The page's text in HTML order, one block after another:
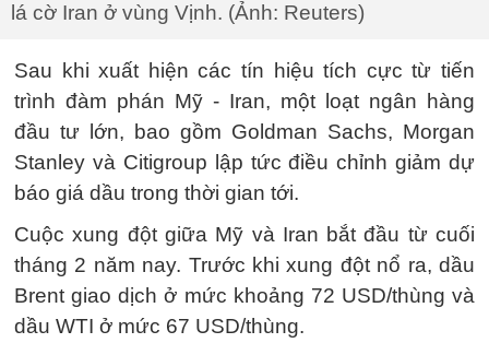
lá cờ Iran ở vùng Vịnh. (Ảnh: Reuters)
Sau khi xuất hiện các tín hiệu tích cực từ tiến
trình đàm phán Mỹ - Iran, một loạt ngân hàng
đầu tư lớn, bao gồm Goldman Sachs, Morgan
Stanley và Citigroup lập tức điều chỉnh giảm dự
báo giá dầu trong thời gian tới.
Cuộc xung đột giữa Mỹ và Iran bắt đầu từ cuối
tháng 2 năm nay. Trước khi xung đột nổ ra, dầu
Brent giao dịch ở mức khoảng 72 USD/thùng và
dầu WTI ở mức 67 USD/thùng.